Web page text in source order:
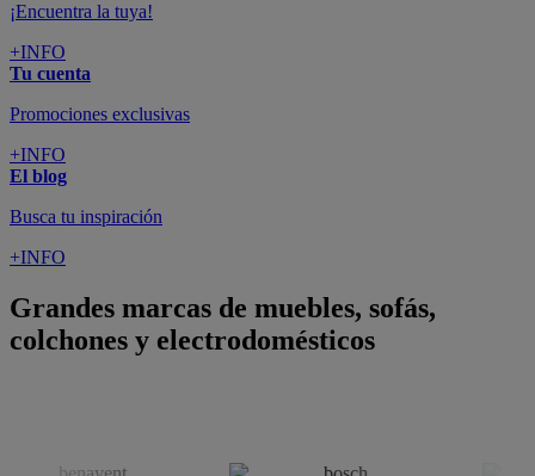
¡Encuentra la tuya!
+INFO
Tu cuenta
Promociones exclusivas
+INFO
El blog
Busca tu inspiración
+INFO
Grandes marcas de muebles, sofás,
colchones y electrodomésticos